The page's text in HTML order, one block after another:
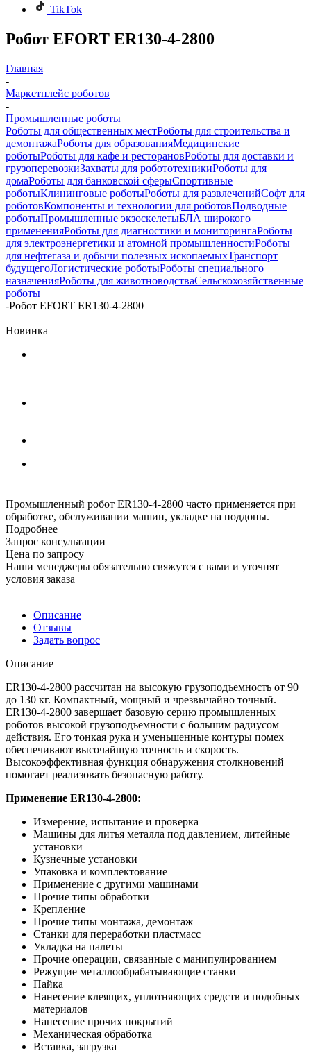
TikTok
Робот EFORT ER130-4-2800
Главная
-
Маркетплейс роботов
-
Промышленные роботы
Роботы для общественных местРоботы для строительства и
демонтажаРоботы для образованияМедицинские
роботыРоботы для кафе и ресторановРоботы для доставки и
грузоперевозкиЗахваты для робототехникиРоботы для
домаРоботы для банковской сферыСпортивные
роботыКлининговые роботыРоботы для развлеченийСофт для
роботовКомпоненты и технологии для роботовПодводные
роботыПромышленные экзоскелетыБЛА широкого
примененияРоботы для диагностики и мониторингаРоботы
для электроэнергетики и атомной промышленностиРоботы
для нефтегаза и добычи полезных ископаемыхТранспорт
будущегоЛогистические роботыРоботы специального
назначенияРоботы для животноводстваСельскохозяйственные
роботы
-Робот EFORT ER130-4-2800
Новинка
Промышленный робот ER130-4-2800 часто применяется при
обработке, обслуживании машин, укладке на поддоны.
Подробнее
Запрос консультации
Цена по запросу
Наши менеджеры обязательно свяжутся с вами и уточнят
условия заказа
Описание
Отзывы
Задать вопрос
Описание
ER130-4-2800 рассчитан на высокую грузоподъемность от 90
до 130 кг. Компактный, мощный и чрезвычайно точный.
ER130-4-2800 завершает базовую серию промышленных
роботов высокой грузоподъемности с большим радиусом
действия. Его тонкая рука и уменьшенные контуры помех
обеспечивают высочайшую точность и скорость.
Высокоэффективная функция обнаружения столкновений
помогает реализовать безопасную работу.
Применение ER130-4-2800:
Измерение, испытание и проверка
Машины для литья металла под давлением, литейные
установки
Кузнечные установки
Упаковка и комплектование
Применение с другими машинами
Прочие типы обработки
Крепление
Прочие типы монтажа, демонтаж
Станки для переработки пластмасс
Укладка на палеты
Прочие операции, связанные с манипулированием
Режущие металлообрабатывающие станки
Пайка
Нанесение клеящих, уплотняющих средств и подобных
материалов
Нанесение прочих покрытий
Механическая обработка
Вставка, загрузка